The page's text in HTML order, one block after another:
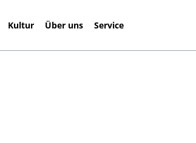
Kultur Über uns Service